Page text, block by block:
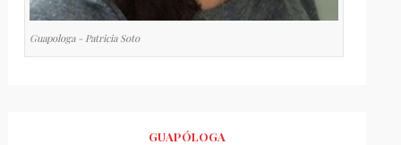
Guapologa - Patricia Soto
GUAPÓLOGA